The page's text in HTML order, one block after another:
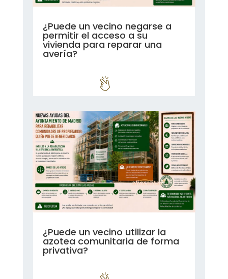
¿Puede un vecino negarse a
permitir el acceso a su
vivienda para reparar una
avería?
¿Puede un vecino utilizar la
azotea comunitaria de forma
privativa?